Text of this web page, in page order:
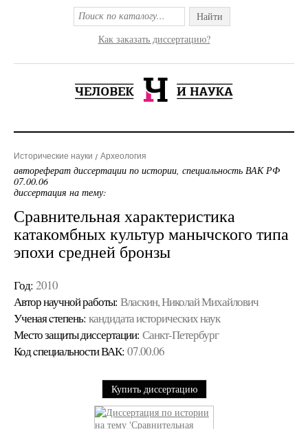
Найти
Как заказать диссертацию?
Исторические науки Археология
автореферат диссертации по истории, специальность ВАК РФ
07.00.06
диссертация на тему:
Сравнительная характеристика
катакомбных культур манычского типа
эпохи средней бронзы
Год: 2010
Автор научной работы: Власкин, Николай Михайлович
Ученая cтепень: кандидата исторических наук
Место защиты диссертации: Санкт-Петербург
Код cпециальности ВАК: 07.00.06
Купить диссертацию